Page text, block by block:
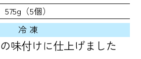
575g（5個）
冷 凍
味付けに仕上げました